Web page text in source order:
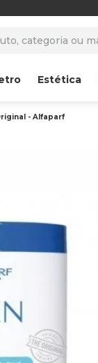
Estética
- Alfaparf